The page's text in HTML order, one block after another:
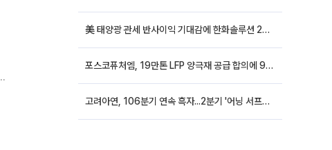
美 태양광 관세 반사이익 기대감에 한화솔루션 20%대·OCI홀딩스 14%대 급등
포스코퓨처엠, 19만톤 LFP 양극재 공급 합의에 9%대 강세
고려아연, 106분기 연속 흑자...2분기 '어닝 서프라이즈'에 장 초반 12%대 강세